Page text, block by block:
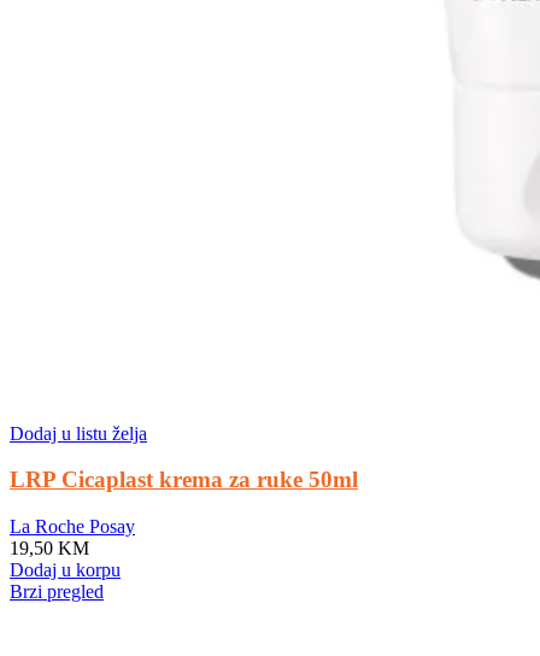
Dodaj u listu želja
LRP Cicaplast krema za ruke 50ml
La Roche Posay
19,50 KM
Dodaj u korpu
Brzi pregled